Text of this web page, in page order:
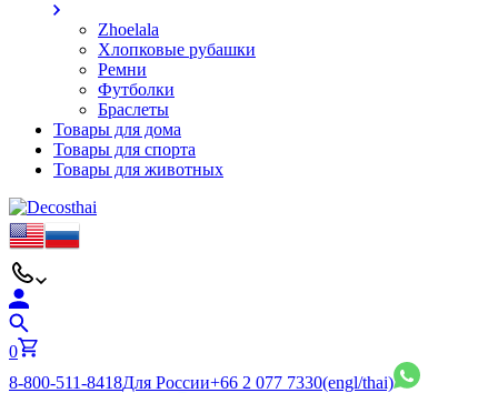
Zhoelala
Хлопковые рубашки
Ремни
Футболки
Браслеты
Товары для дома
Товары для спорта
Товары для животных
0
8-800-511-8418Для России+66 2 077 7330(engl/thai)